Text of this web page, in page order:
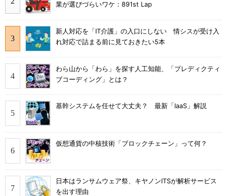
業が選びづらいワケ：891st Lap
新人対応を「IT介護」の入口にしない 情シスが受け入
れ対応で詰まる前に見ておきたい5本
わら山から「わら」を探す人工知能、「プレディクティ
ブコーディング」とは？
基幹システムを任せて大丈夫？ 最新「IaaS」解説
仮想通貨の中核技術「ブロックチェーン」って何？
日本はランサムウェア祭、キヤノンITSが解析サービス
を出す理由